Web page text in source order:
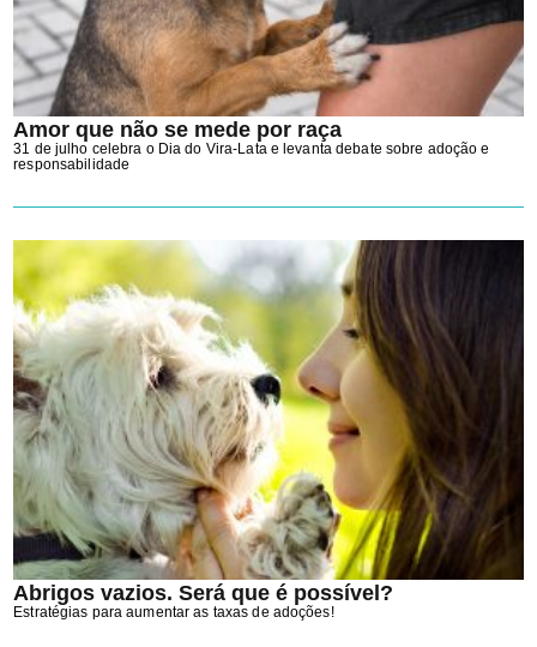
Amor que não se mede por raça
31 de julho celebra o Dia do Vira-Lata e levanta debate sobre adoção e
responsabilidade
Abrigos vazios. Será que é possível?
Estratégias para aumentar as taxas de adoções!